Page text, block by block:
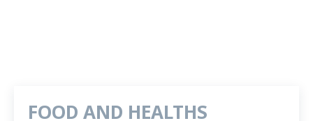
FOOD AND HEALTHS